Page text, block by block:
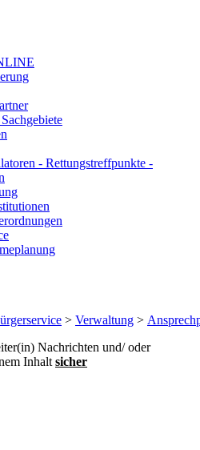
- Rettungstreffpunkte -
> Verwaltung >
Nachrichten und/ oder
Inhalt sicher